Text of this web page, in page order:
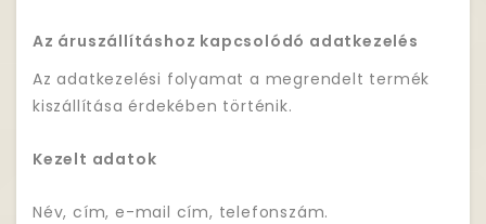
Az áruszállításhoz kapcsolódó adatkezelés
Az adatkezelési folyamat a megrendelt termék
kiszállítása érdekében történik.
Kezelt adatok
Név, cím, e-mail cím, telefonszám.